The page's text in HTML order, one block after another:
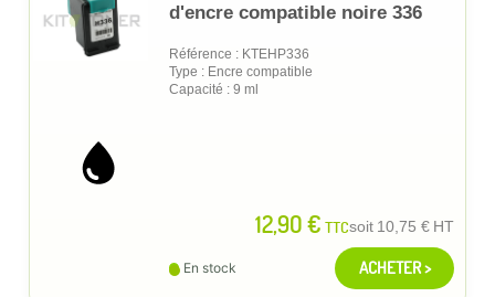
d'encre compatible noire 336
Référence : KTEHP336
Type : Encre compatible
Capacité : 9 ml
12,90 € TTCsoit 10,75 € HT
En stock ACHETER >